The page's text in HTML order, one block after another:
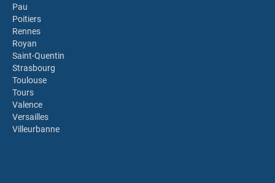
Pau
Poitiers
Rennes
Royan
Saint-Quentin
Strasbourg
Toulouse
Tours
Valence
Versailles
Villeurbanne